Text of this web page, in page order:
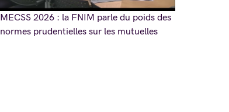
MECSS 2026 : la FNIM parle du poids des
normes prudentielles sur les mutuelles